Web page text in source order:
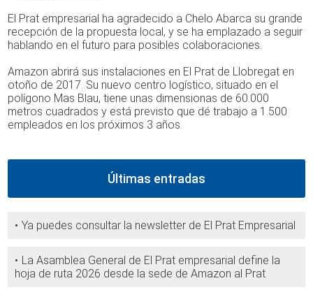
El Prat empresarial ha agradecido a Chelo Abarca su grande
recepción de la propuesta local, y se ha emplazado a seguir
hablando en el futuro para posibles colaboraciones.
Amazon abrirá sus instalaciones en El Prat de Llobregat en
otoño de 2017. Su nuevo centro logístico, situado en el
polígono Mas Blau, tiene unas dimensionas de 60.000
metros cuadrados y está previsto que dé trabajo a 1.500
empleados en los próximos 3 años.
Últimas entradas
Ya puedes consultar la newsletter de El Prat Empresarial
La Asamblea General de El Prat empresarial define la
hoja de ruta 2026 desde la sede de Amazon al Prat